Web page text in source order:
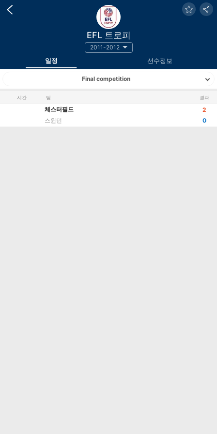
EFL 트로피
2011-2012
일정 선수정보
Final competition
시간 팀 결과
체스터필드
스윈던
2
0